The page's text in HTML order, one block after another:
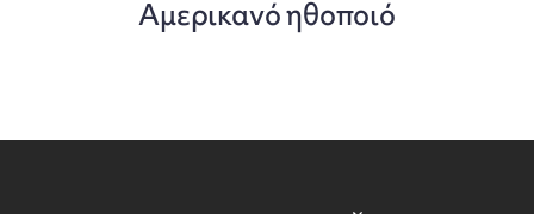
Αμερικανό ηθοποιό